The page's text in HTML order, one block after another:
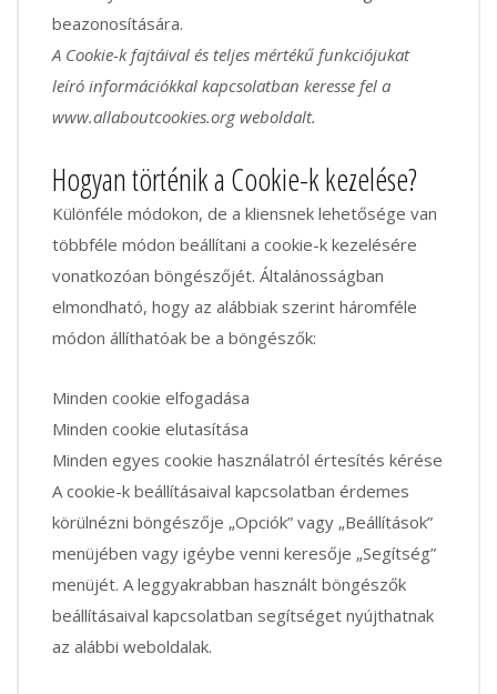
beazonosítására.
A Cookie-k fajtáival és teljes mértékű funkciójukat
leíró információkkal kapcsolatban keresse fel a
www.allaboutcookies.org weboldalt.
Hogyan történik a Cookie-k kezelése?
Különféle módokon, de a kliensnek lehetősége van
többféle módon beállítani a cookie-k kezelésére
vonatkozóan böngészőjét. Általánosságban
elmondható, hogy az alábbiak szerint háromféle
módon állíthatóak be a böngészők:
Minden cookie elfogadása
Minden cookie elutasítása
Minden egyes cookie használatról értesítés kérése
A cookie-k beállításaival kapcsolatban érdemes
körülnézni böngészője „Opciók” vagy „Beállítások”
menüjében vagy igéybe venni keresője „Segítség”
menüjét. A leggyakrabban használt böngészők
beállításaival kapcsolatban segítséget nyújthatnak
az alábbi weboldalak.